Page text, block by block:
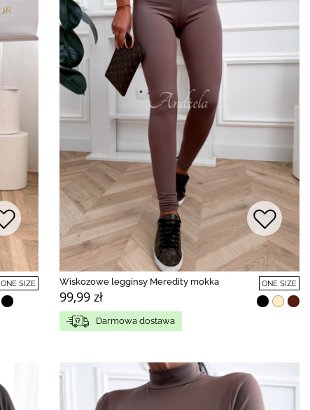
ONE SIZE Wiskozowe legginsy Meredity mokka
99,99 zł
ONE SIZE
Darmowa dostawa